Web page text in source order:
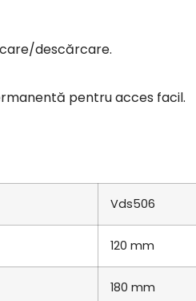
descărcare.
pentru acces facil.
Vds506
120 mm
180 mm